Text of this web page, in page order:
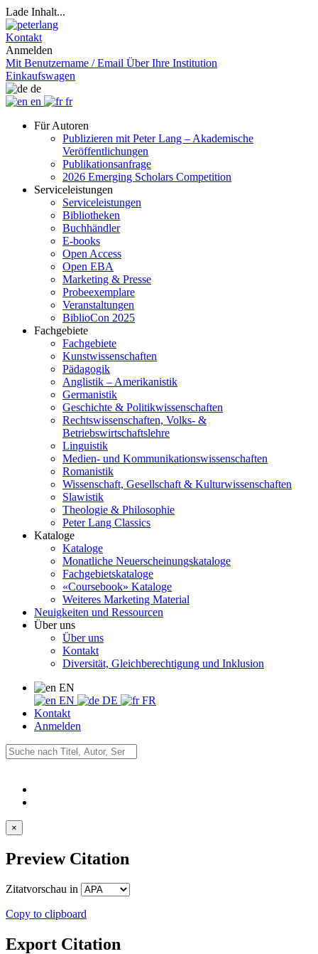
Lade Inhalt...
Kontakt
Anmelden
Mit Benutzername / Email Über Ihre Institution
Einkaufswagen
de
en
fr
Für Autoren
Publizieren mit Peter Lang – Akademische
Veröffentlichungen
Publikationsanfrage
2026 Emerging Scholars Competition
Serviceleistungen
Serviceleistungen
Bibliotheken
Buchhändler
E-books
Open Access
Open EBA
Marketing & Presse
Probeexemplare
Veranstaltungen
BiblioCon 2025
Fachgebiete
Fachgebiete
Kunstwissenschaften
Pädagogik
Anglistik – Amerikanistik
Germanistik
Geschichte & Politikwissenschaften
Rechtswissenschaften, Volks- &
Betriebswirtschaftslehre
Linguistik
Medien- und Kommunikationswissenschaften
Romanistik
Wissenschaft, Gesellschaft & Kulturwissenschaften
Slawistik
Theologie & Philosophie
Peter Lang Classics
Kataloge
Kataloge
Monatliche Neuerscheinungskataloge
Fachgebietskataloge
«Coursebook» Kataloge
Weiteres Marketing Material
Neuigkeiten und Ressourcen
Über uns
Über uns
Kontakt
Diversität, Gleichberechtigung und Inklusion
EN
EN
DE
FR
Kontakt
Anmelden
×
Preview Citation
Zitatvorschau in
Copy to clipboard
Export Citation